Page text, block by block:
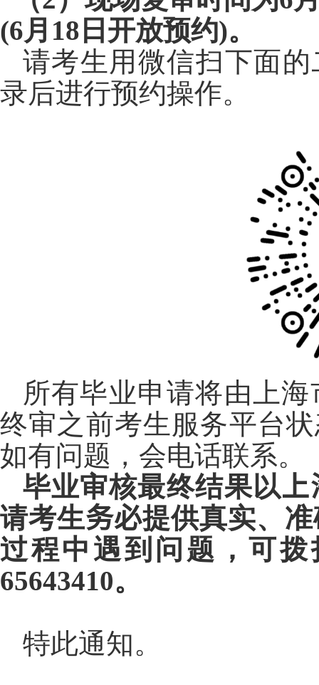
(6月 18 日开放预约)。
请考生用微信扫下面
录后进行预约操作。
所有毕业申请将由上
终审之前考生服务平台
如有问题，会电话联系。
毕业审核最终结果以上
请考生务必提供真实、
过程中遇到问题，可
65643410。
特此通知。